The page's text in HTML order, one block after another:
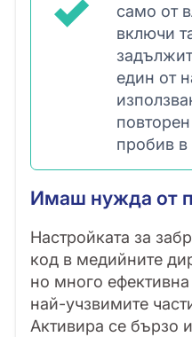
само от
включи
един от
пробив в
Имаш нужда от
Настройката за
код в медийните
но много
най-учзвимите
Активира се бързо